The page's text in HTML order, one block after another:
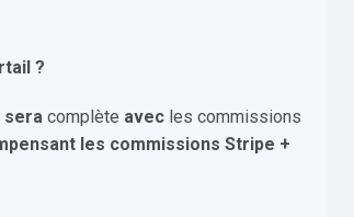
?
seracomplète avec les commissions
les commissions Stripe +